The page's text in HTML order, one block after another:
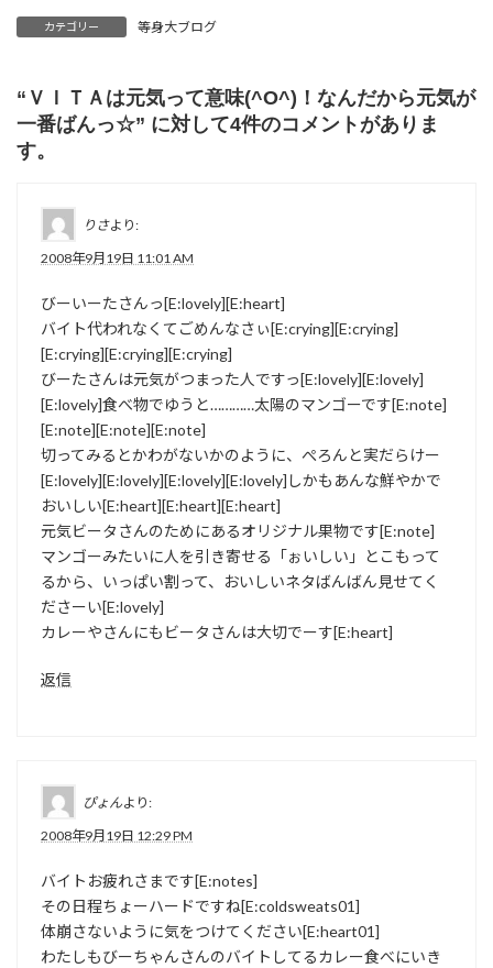
カテゴリー 等身大ブログ
“ ＶＩＴＡは元気って意味(^O^)！なんだから元気が
一番ばんっ☆” に対して4件のコメントがありま
す。
りさより:
2008年9月19日 11:01 AM
びーいーたさんっ[E:lovely][E:heart]
バイト代われなくてごめんなさぃ[E:crying][E:crying]
[E:crying][E:crying][E:crying]
びーたさんは元気がつまった人ですっ[E:lovely][E:lovely]
[E:lovely]食べ物でゆうと…………太陽のマンゴーです[E:note]
[E:note][E:note][E:note]
切ってみるとかわがないかのように、ぺろんと実だらけー
[E:lovely][E:lovely][E:lovely][E:lovely]しかもあんな鮮やかで
おいしい[E:heart][E:heart][E:heart]
元気ビータさんのためにあるオリジナル果物です[E:note]
マンゴーみたいに人を引き寄せる「ぉいしい」とこもって
るから、いっぱい割って、おいしいネタばんばん見せてく
ださーい[E:lovely]
カレーやさんにもビータさんは大切でーす[E:heart]
返信
ぴょんより:
2008年9月19日 12:29 PM
バイトお疲れさまです[E:notes]
その日程ちょーハードですね[E:coldsweats01]
体崩さないように気をつけてください[E:heart01]
わたしもびーちゃんさんのバイトしてるカレー食べにいき